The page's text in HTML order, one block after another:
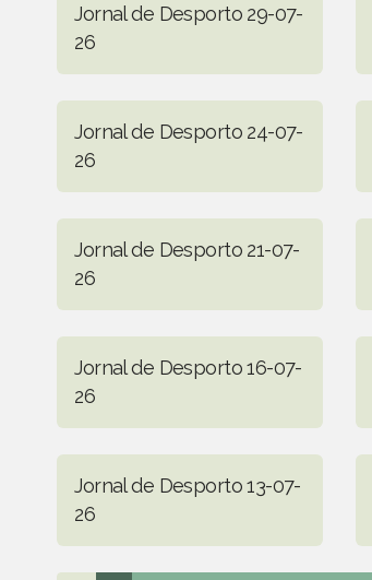
Jornal de Desporto 29-07-
26
Jornal de Desporto 24-07-
26
Jornal de Desporto 21-07-
26
Jornal de Desporto 16-07-
26
Jornal de Desporto 13-07-
26